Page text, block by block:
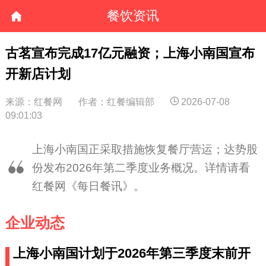
餐饮资讯
古茗宣布完成17亿元融资；上海小南国宣布
开新店计划
来源：红餐网 作者：红餐编辑部
2026-07-08
09:01:03
上海小南国正采取措施恢复餐厅营运；达势股
份发布2026年第二季度业务概况。详情请看
红餐网《每日餐讯》。
企业动态
上海小南国计划于2026年第三季度末前开